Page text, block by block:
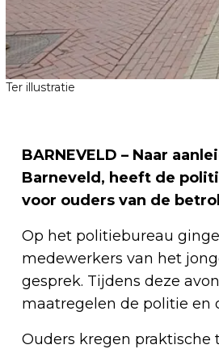
Ter illustratie
BARNEVELD – Naar
Barneveld, heeft de
voor ouders van de
Op het politiebureau
medewerkers van het
gesprek. Tijdens deze
maatregelen de politie en
Ouders kregen praktische